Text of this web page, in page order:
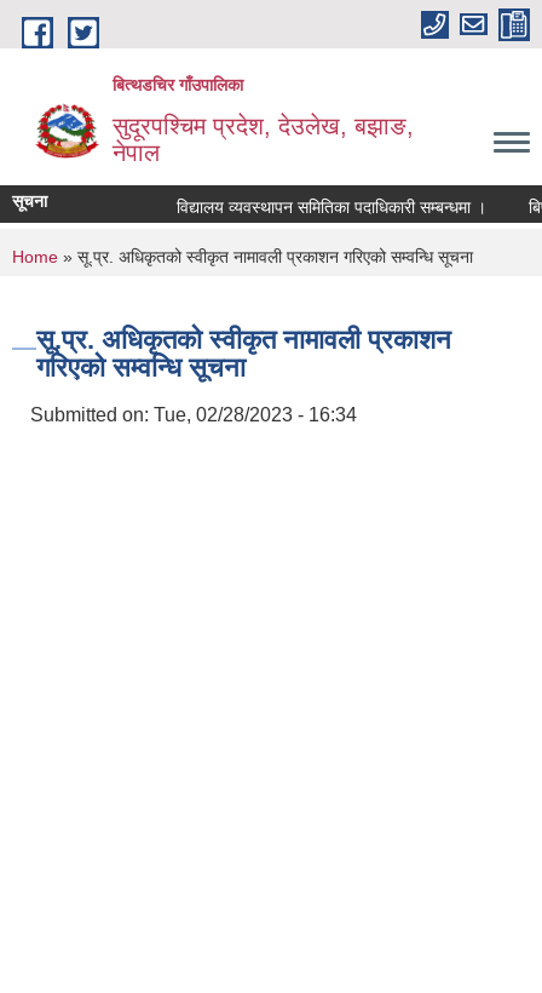
Skip to main content
बित्थडचिर गाँउपालिका
सुदूरपश्चिम प्रदेश, देउलेख, बझाङ,
नेपाल
सूचना विद्यालय व्यवस्थापन समितिका पदाधिकारी सम्बन्धमा ।
You are here
Home » सू.प्र. अधिकृतको स्वीकृत नामावली प्रकाशन गरिएको सम्वन्धि सूचना
सू.प्र. अधिकृतको स्वीकृत नामावली प्रकाशन
गरिएको सम्वन्धि सूचना
Submitted on: Tue, 02/28/2023 - 16:34